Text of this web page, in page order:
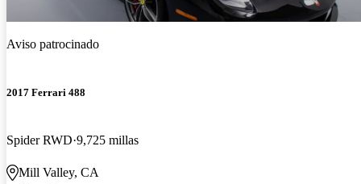
Aviso patrocinado
2017 Ferrari 488
Spider RWD 9,725 millas
Mill Valley, CA